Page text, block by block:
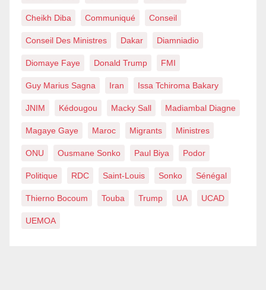
Cheikh Diba Communiqué Conseil
Conseil Des Ministres Dakar Diamniadio
Diomaye Faye Donald Trump FMI
Guy Marius Sagna Iran Issa Tchiroma Bakary
JNIM Kédougou Macky Sall Madiambal Diagne
Magaye Gaye Maroc Migrants Ministres
ONU Ousmane Sonko Paul Biya Podor
Politique RDC Saint-Louis Sonko Sénégal
Thierno Bocoum Touba Trump UA UCAD
UEMOA